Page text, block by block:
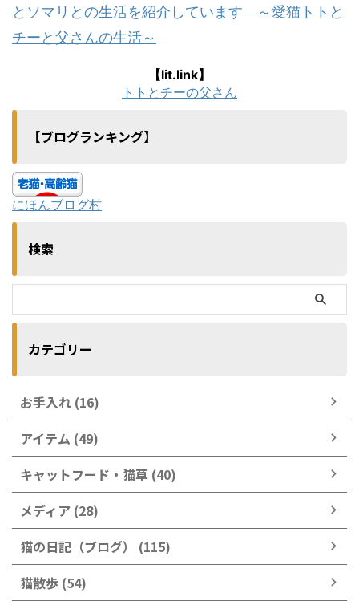
とソマリとの生活を紹介しています ～愛猫トトと
チーと父さんの生活～
【lit.link】
トトとチーの父さん
【ブログランキング】
にほんブログ村
検索
カテゴリー
お手入れ (16)
アイテム (49)
キャットフード・猫草 (40)
メディア (28)
猫の日記（ブログ） (115)
猫散歩 (54)